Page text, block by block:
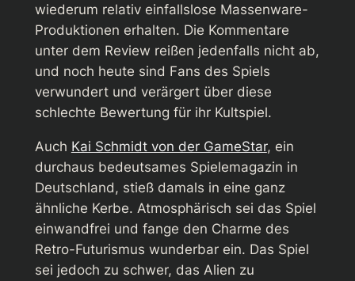
wiederum relativ einfallslose Massenware-
Produktionen erhalten. Die Kommentare
unter dem Review reißen jedenfalls nicht ab,
und noch heute sind Fans des Spiels
verwundert und verärgert über diese
schlechte Bewertung für ihr Kultspiel.
Auch Kai Schmidt von der GameStar, ein
durchaus bedeutsames Spielemagazin in
Deutschland, stieß damals in eine ganz
ähnliche Kerbe. Atmosphärisch sei das Spiel
einwandfrei und fange den Charme des
Retro-Futurismus wunderbar ein. Das Spiel
sei jedoch zu schwer, das Alien zu